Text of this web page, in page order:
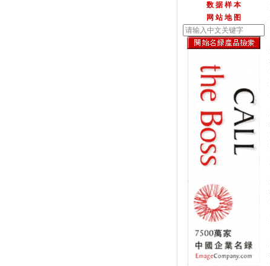
数 据 样 本
网 站 地 图